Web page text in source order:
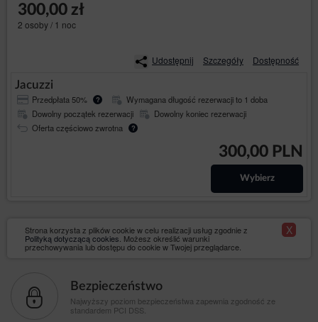
now/index.php?module=cookies&displayOnToplayer=true
POSTANOWIENIA OGÓLNE
przesyłanie wiadomości e-mail, w których
Usługodawca potwierdza utworzenie rezerwacji
wraz z jej warunkami oraz terminem dokonania
płatności;
zasady dokonywania rejestracji i korzystania z
Korzystanie ze Serwisu możliwe jest pod warunkiem
spełniania przez system informatyczny, z którego
przeglądarki internetowe tj. Firefox, Chrome,
Internet Explorer w aktualnej wersji,
formacie PDF,
posiadanie czynnego i prawidłowo
skonfigurowane konto poczty elektronicznej.
300,00 zł
2 osoby / 1 noc
Udostępnij Szczegóły Dostępność
Jacuzzi
Przedpłata 50% ?
Wymagana długość rezerwacji to 1 doba
Dowolny początek rezerwacji
Dowolny koniec rezerwacji
Oferta częściowo zwrotna
?
300,00 PLN
Wybierz
Strona korzysta z plików cookie w celu realizacji usług zgodnie z
Polityką dotyczącą cookies . Możesz określić warunki
przechowywania lub dostępu do cookie w Twojej przeglądarce.
X
Bezpieczeństwo
Najwyższy poziom bezpieczeństwa zapewnia zgodność ze
standardem PCI DSS.